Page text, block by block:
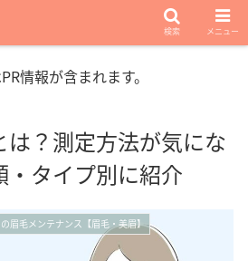
情報が含まれます。
？測定方法が気にな
・タイプ別に紹介
眉毛メンテナンス【眉毛・美眉】
検索 メニュー